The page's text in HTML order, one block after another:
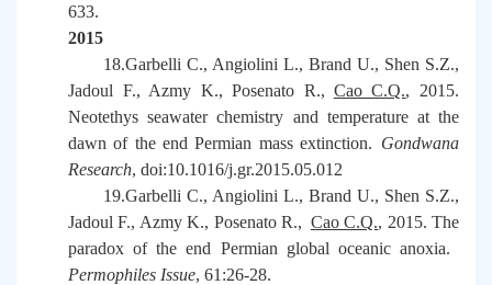
633.
2015
18.Garbelli C., Angiolini L., Brand U., Shen S.Z.,
Jadoul F., Azmy K., Posenato R., Cao C.Q., 2015.
Neotethys seawater chemistry and temperature at the
dawn of the end Permian mass extinction. Gondwana
Research, doi:10.1016/j.gr.2015.05.012
19.Garbelli C., Angiolini L., Brand U., Shen S.Z.,
Jadoul F., Azmy K., Posenato R., Cao C.Q., 2015. The
paradox of the end Permian global oceanic anoxia.
Permophiles Issue, 61:26-28.